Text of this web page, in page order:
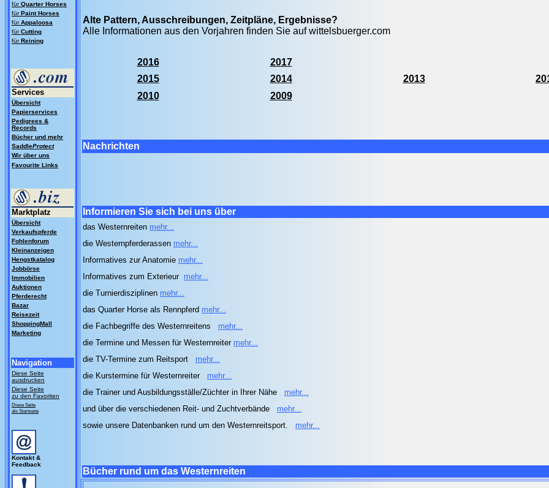
fürQuarter Horses
fürPaint Horses
fürAppaloosa
fürCutting
fürReining
Services
Übersicht
Papierservices
Pedigrees &
Records
Bücher und mehr
SaddleProtect
Wir über uns
Favourite Links
Marktplatz
Übersicht
Verkaufspferde
Fohlenforum
Kleinanzeigen
Hengstkatalog
Jobbörse
Immobilien
Auktionen
Pferderecht
Bazar
Reisezeit
ShoppingMall
Marketing
Navigation
Diese Seite
ausdrucken
Diese Seite
zu den Favoriten
Diese Seite
als Startseite
Kontakt &
Feedback
Alte Pattern, Ausschreibungen, Zeitpläne, Ergebnisse?
Alle Informationen aus den Vorjahren finden Sie auf wittelsbuerger.com
2016
2017
2015
2014 2013
2010
2009
Nachrichten
Informieren Sie sich bei uns über
das Westernreiten mehr...
die Westernpferderassen mehr...
Informatives zur Anatomie mehr...
Informatives zum Exterieur mehr...
die Turnierdisziplinen mehr...
das Quarter Horse als Rennpferd mehr...
die Fachbegriffe des Westernreitens
mehr...
die Termine und Messen für Westernreiter mehr...
die TV-Termine zum Reitsport
mehr...
die Kurstermine für Westernreiter
mehr...
die Trainer und Ausbildungsställe/Züchter in Ihrer Nähe
mehr...
und über die verschiedenen Reit- und Zuchtverbände
mehr...
sowie unsere Datenbanken rund um den Westernreitsport.
mehr...
Bücher rund um das Westernreiten